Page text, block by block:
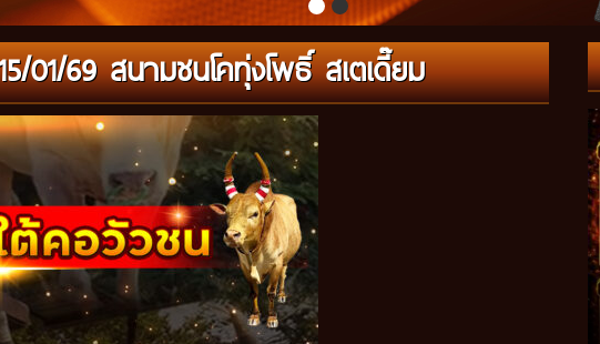
01/69 สนามชนโคทุ่งโพธิ์ สเตเดี๊ยม